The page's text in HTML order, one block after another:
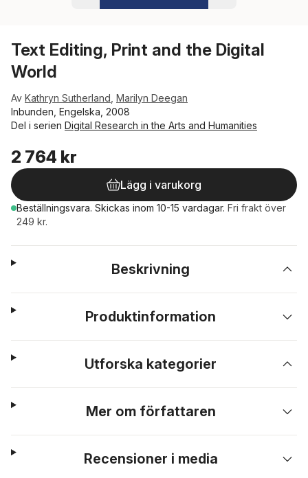
Text Editing, Print and the Digital
World
Av Kathryn Sutherland Marilyn Deegan
Inbunden, Engelska, 2008
Del i serien Digital Research in the Arts and Humanities
2 764 kr
Lägg i varukorg
Beställningsvara. Skickas inom 10-15 vardagar. Fri frakt över
249 kr.
Beskrivning
Produktinformation
Utforska kategorier
Mer om författaren
Recensioner i media